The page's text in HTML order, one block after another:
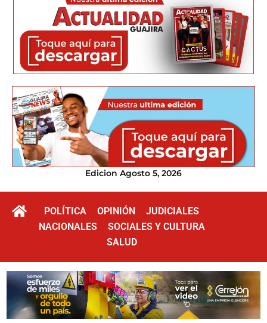
Edicion Agosto 5, 2026
POLÍTICA OPINIÓN
JUDICIALES
NACIONALES
SOCIALES Y CULTURA
SALUD